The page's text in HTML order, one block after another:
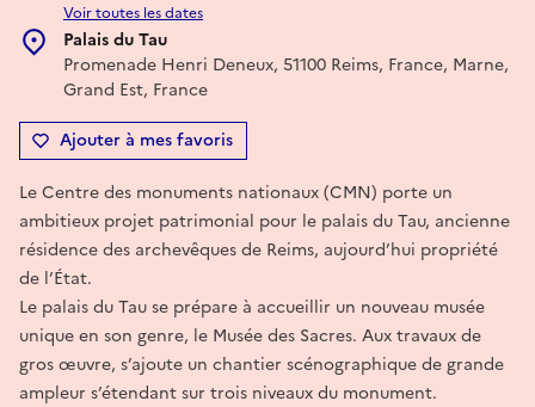
Voir toutes les dates
Palais du Tau
Promenade Henri Deneux, 51100 Reims, France, Marne,
Grand Est, France
Ajouter à mes favoris
Le Centre des monuments nationaux (CMN) porte un
ambitieux projet patrimonial pour le palais du Tau, ancienne
résidence des archevêques de Reims, aujourd’hui propriété
de l’État.
Le palais du Tau se prépare à accueillir un nouveau musée
unique en son genre, le Musée des Sacres. Aux travaux de
gros œuvre, s’ajoute un chantier scénographique de grande
ampleur s’étendant sur trois niveaux du monument.